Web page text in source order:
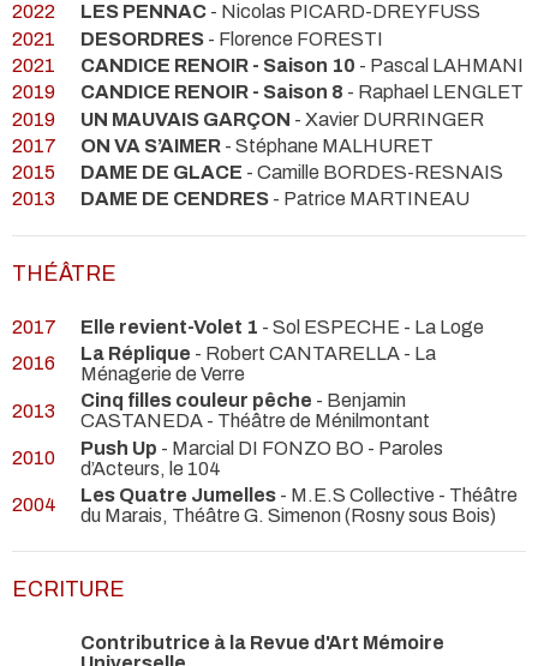
2022
LES PENNAC - Nicolas PICARD-DREYFUSS
2021
DESORDRES - Florence FORESTI
2021
CANDICE RENOIR - Saison 10 - Pascal LAHMANI
2019
CANDICE RENOIR - Saison 8 - Raphael LENGLET
2019
UN MAUVAIS GARÇON - Xavier DURRINGER
2017
ON VA S’AIMER - Stéphane MALHURET
2015
DAME DE GLACE - Camille BORDES-RESNAIS
2013
DAME DE CENDRES - Patrice MARTINEAU
THÉÂTRE
2017 Elle revient-Volet 1 - Sol ESPECHE - La Loge
2016
La Réplique - Robert CANTARELLA - La
Ménagerie de Verre
2013
Cinq filles couleur pêche - Benjamin
CASTANEDA - Théâtre de Ménilmontant
2010
Push Up - Marcial DI FONZO BO - Paroles
d’Acteurs, le 104
2004
Les Quatre Jumelles - M.E.S Collective - Théâtre
du Marais, Théâtre G. Simenon (Rosny sous Bois)
ECRITURE
Contributrice à la Revue d'Art Mémoire